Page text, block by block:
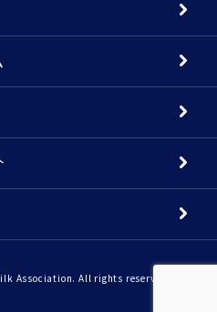
Association. All rights reserved.